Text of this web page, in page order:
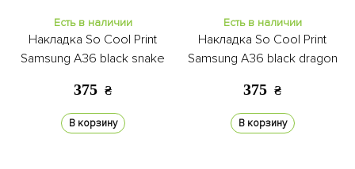
Есть в наличии
Накладка So Cool Print
Samsung A36 black snake
375 ₴
В корзину
Есть в наличии
Накладка So Cool Print
Samsung A36 black dragon
375 ₴
В корзину